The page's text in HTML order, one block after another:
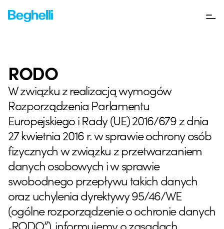
RODO
W związku z realizacją wymogów
Rozporządzenia Parlamentu
Europejskiego i Rady (UE) 2016/679 z dnia
27 kwietnia 2016 r. w sprawie ochrony osób
fizycznych w związku z przetwarzaniem
danych osobowych i w sprawie
swobodnego przepływu takich danych
oraz uchylenia dyrektywy 95/46/WE
(ogólne rozporządzenie o ochronie danych
„RODO”), informujemy o zasadach